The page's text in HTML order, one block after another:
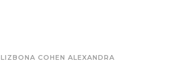
LIZBONA COHEN ALEXANDRA